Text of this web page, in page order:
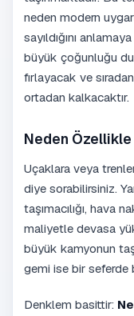
neden modern
sayıldığını
büyük çoğunluğu
fırlayacak ve
ortadan kalkacaktır.
Neden Özellikle
Uçaklara veya
diye sorabilirsiniz.
taşımacılığı, hava
maliyetle devasa
büyük kamyonun
gemi ise bir seferde
Denklem basittir: